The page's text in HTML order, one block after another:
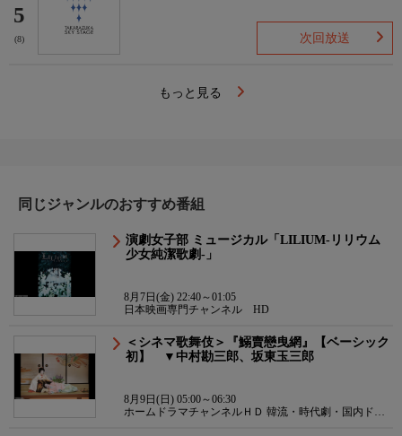
5
(8) 次回放送
もっと見る
同じジャンルのおすすめ番組
演劇女子部 ミュージカル「LILIUM-リリウム
少女純潔歌劇-」
8月7日(金) 22:40～01:05
日本映画専門チャンネル HD
＜シネマ歌舞伎＞『鰯賣戀曳網』【ベーシック
初】 ▼中村勘三郎、坂東玉三郎
8月9日(日) 05:00～06:30
ホームドラマチャンネルＨＤ 韓流・時代劇・国内ドラ